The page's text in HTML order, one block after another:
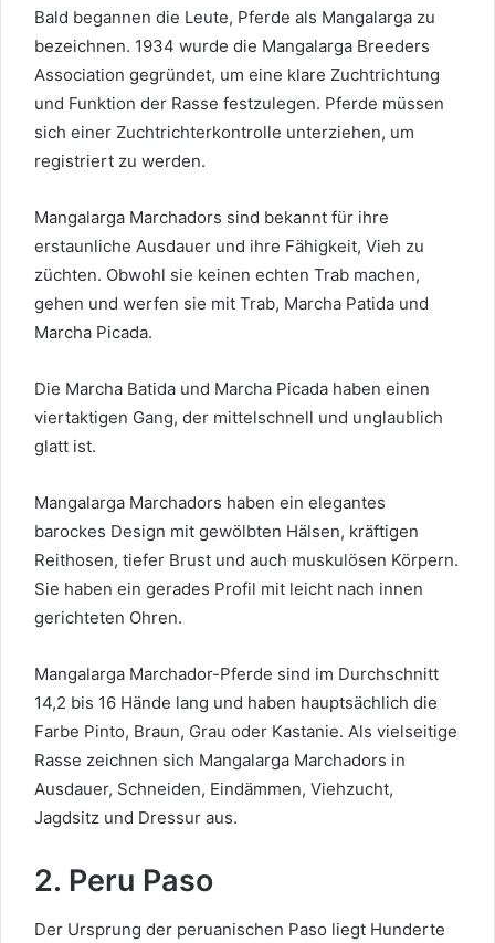
Bald begannen die Leute, Pferde als Mangalarga zu
bezeichnen. 1934 wurde die Mangalarga Breeders
Association gegründet, um eine klare Zuchtrichtung
und Funktion der Rasse festzulegen. Pferde müssen
sich einer Zuchtrichterkontrolle unterziehen, um
registriert zu werden.
Mangalarga Marchadors sind bekannt für ihre
erstaunliche Ausdauer und ihre Fähigkeit, Vieh zu
züchten. Obwohl sie keinen echten Trab machen,
gehen und werfen sie mit Trab, Marcha Patida und
Marcha Picada.
Die Marcha Batida und Marcha Picada haben einen
viertaktigen Gang, der mittelschnell und unglaublich
glatt ist.
Mangalarga Marchadors haben ein elegantes
barockes Design mit gewölbten Hälsen, kräftigen
Reithosen, tiefer Brust und auch muskulösen Körpern.
Sie haben ein gerades Profil mit leicht nach innen
gerichteten Ohren.
Mangalarga Marchador-Pferde sind im Durchschnitt
14,2 bis 16 Hände lang und haben hauptsächlich die
Farbe Pinto, Braun, Grau oder Kastanie. Als vielseitige
Rasse zeichnen sich Mangalarga Marchadors in
Ausdauer, Schneiden, Eindämmen, Viehzucht,
Jagdsitz und Dressur aus.
2. Peru Paso
Der Ursprung der peruanischen Paso liegt Hunderte